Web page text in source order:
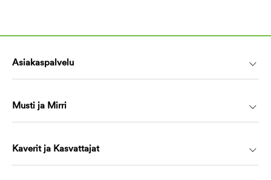
Asiakaspalvelu
Musti ja Mirri
Kaverit ja Kasvattajat